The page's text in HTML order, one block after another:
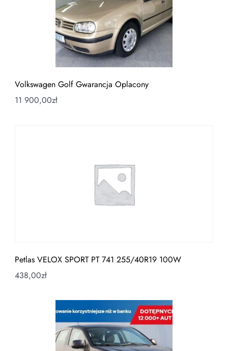
Volkswagen Golf Gwarancja Oplacony
11 900,00zł
Petlas VELOX SPORT PT 741 255/40R19 100W
438,00zł